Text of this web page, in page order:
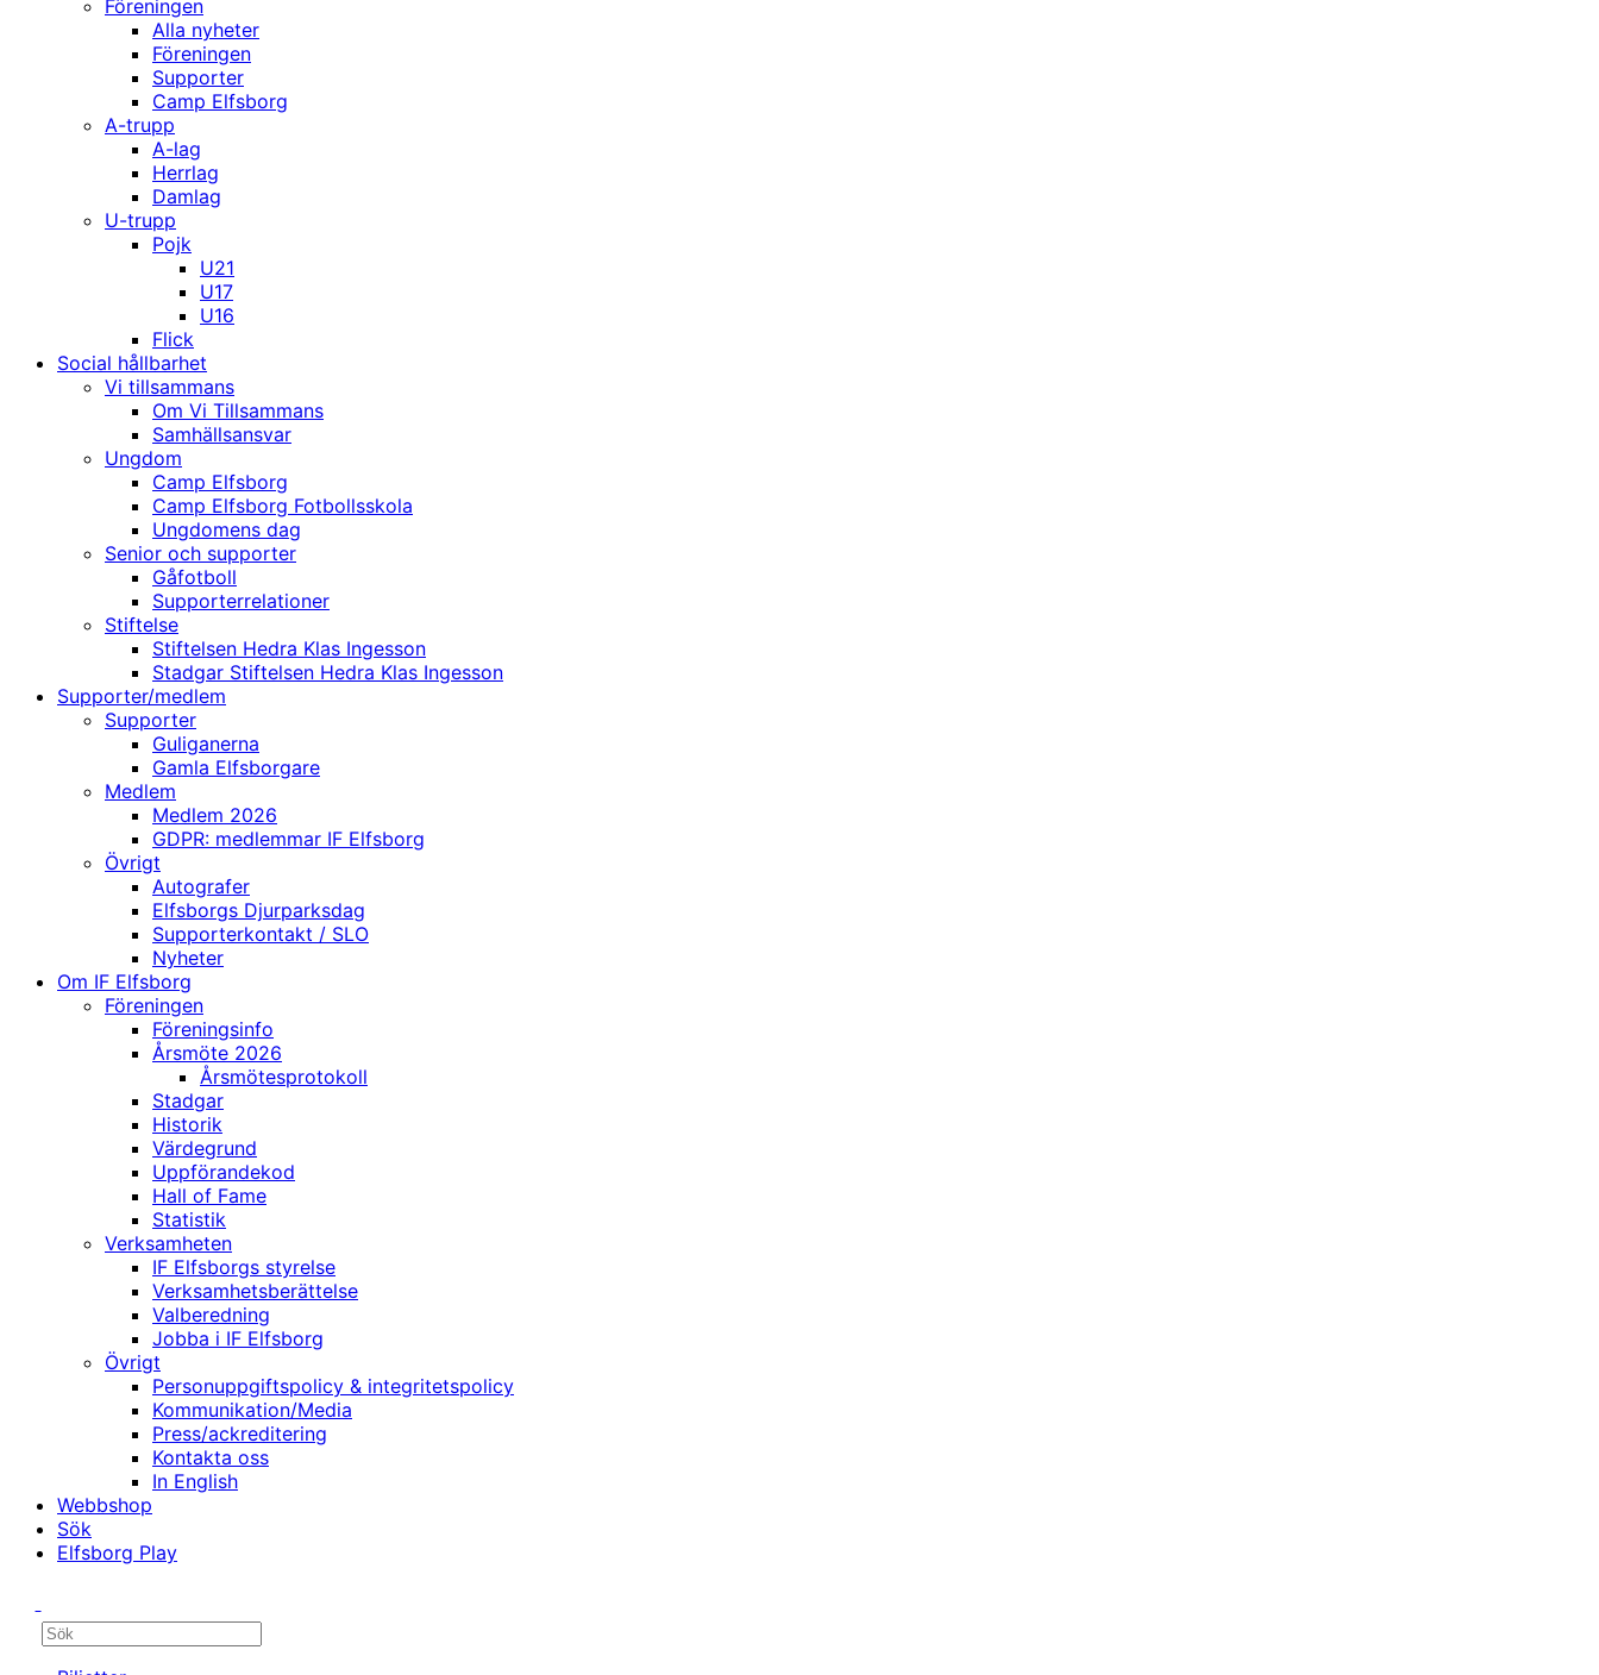
Föreningen
Alla nyheter
Föreningen
Supporter
Camp Elfsborg
A-trupp
A-lag
Herrlag
Damlag
U-trupp
Pojk
U21
U17
U16
Flick
Social hållbarhet
Vi tillsammans
Om Vi Tillsammans
Samhällsansvar
Ungdom
Camp Elfsborg
Camp Elfsborg Fotbollsskola
Ungdomens dag
Senior och supporter
Gåfotboll
Supporterrelationer
Stiftelse
Stiftelsen Hedra Klas Ingesson
Stadgar Stiftelsen Hedra Klas Ingesson
Supporter/medlem
Supporter
Guliganerna
Gamla Elfsborgare
Medlem
Medlem 2026
GDPR: medlemmar IF Elfsborg
Övrigt
Autografer
Elfsborgs Djurparksdag
Supporterkontakt / SLO
Nyheter
Om IF Elfsborg
Föreningen
Föreningsinfo
Årsmöte 2026
Årsmötesprotokoll
Stadgar
Historik
Värdegrund
Uppförandekod
Hall of Fame
Statistik
Verksamheten
IF Elfsborgs styrelse
Verksamhetsberättelse
Valberedning
Jobba i IF Elfsborg
Övrigt
Personuppgiftspolicy & integritetspolicy
Kommunikation/Media
Press/ackreditering
Kontakta oss
In English
Webbshop
Sök
Elfsborg Play